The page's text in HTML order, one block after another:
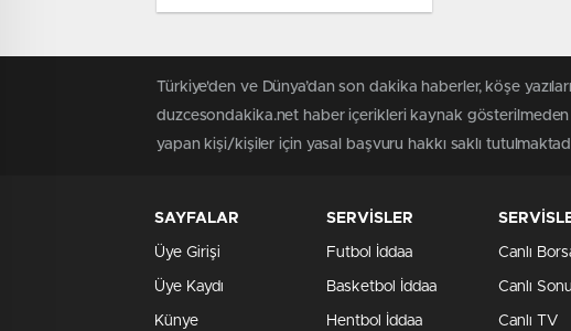
başlattı: Müsterih olun size de
Türkiye'den ve Dünya’dan son dakika haberler, köşe
duzcesondakika.net haber içerikleri kaynak gösterilmeden
yapan kişi/kişiler için yasal başvuru hakkı saklı
SAYFALAR
Üye Girişi
Üye Kaydı
Künye
SERVİSLER
Futbol İddaa
Basketbol İddaa
Hentbol İddaa
Canlı
Canlı
Canlı TV